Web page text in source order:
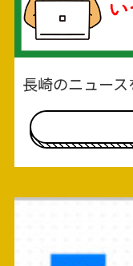
長崎のニュース